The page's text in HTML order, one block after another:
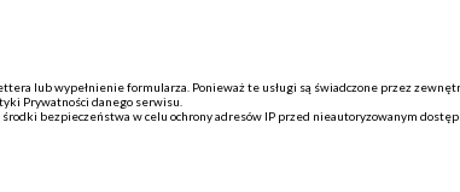
lub wypełnienie formularza. Ponieważ te usługi są świadczone przez
Prywatności danego serwisu.
bezpieczeństwa w celu ochrony adresów IP przed nieautoryzowanym